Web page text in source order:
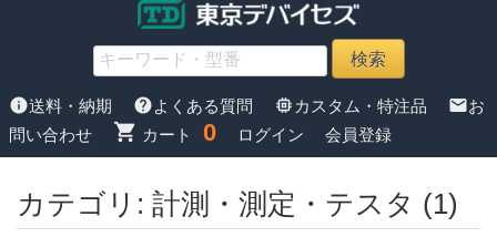
info送料・納期 helpよくある質問 memory カスタム・特注品 mailお
問い合わせ
shopping_cart カート 0 ログイン 会員登録
カテゴリ: 計測・測定・テスタ (1)